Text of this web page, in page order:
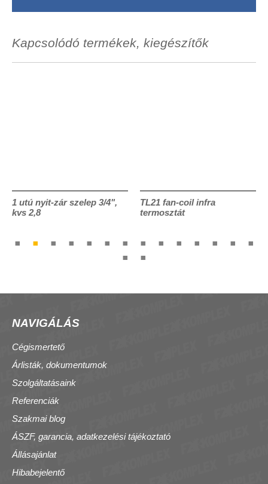
Kapcsolódó termékek, kiegészítők
1 utú nyit-zár szelep 3/4",
kvs 2,8
TL21 fan-coil infra
termosztát
NAVIGÁLÁS
Cégismertető
Árlisták, dokumentumok
Szolgáltatásaink
Referenciák
Szakmai blog
ÁSZF, garancia, adatkezelési tájékoztató
Állásajánlat
Hibabejelentő